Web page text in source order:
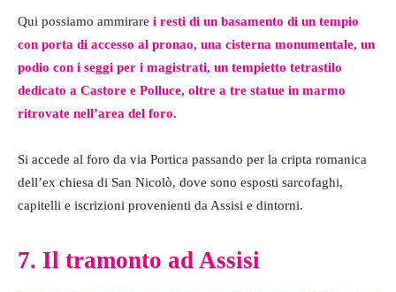
Qui possiamo ammirare i resti di un basamento di un tempio
con porta di accesso al pronao, una cisterna monumentale, un
podio con i seggi per i magistrati, un tempietto tetrastilo
dedicato a Castore e Polluce, oltre a tre statue in marmo
ritrovate nell’area del foro.
Si accede al foro da via Portica passando per la cripta romanica
dell’ex chiesa di San Nicolò, dove sono esposti sarcofaghi,
capitelli e iscrizioni provenienti da Assisi e dintorni.
7. Il tramonto ad Assisi